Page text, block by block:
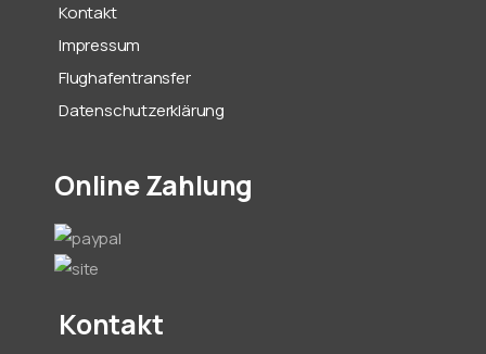
Kontakt
Impressum
Flughafentransfer
Datenschutzerklärung
Online Zahlung
Kontakt